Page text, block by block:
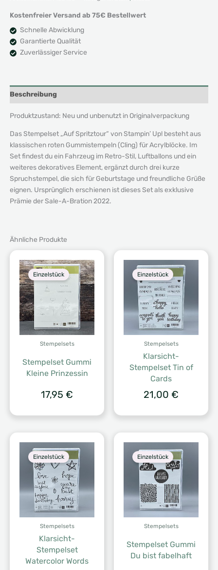
Bration
Kostenfreier Versand ab 75€ Bestellwert
Schnelle Abwicklung
Garantierte Qualität
Zuverlässiger Service
Beschreibung
Produktzustand: Neu und unbenutzt in Originalverpackung
Das Stempelset „Auf Spritztour“ von Stampin’ Up! besteht aus
klassischen roten Gummistempeln (Cling) für Acrylblöcke. Im
Set findest du ein Fahrzeug im Retro-Stil, Luftballons und ein
weiteres dekoratives Element, ergänzt durch drei kurze
Spruchstempel, die sich für Geburtstage und freundliche Grüße
eignen. Ursprünglich erschienen ist dieses Set als exklusive
Prämie der Sale-A-Bration 2022.
Ähnliche Produkte
Einzelstück
Stempelsets
Stempelset Gummi
Kleine Prinzessin
17,95 €
Einzelstück
Stempelsets
Klarsicht-
Stempelset Tin of
Cards
21,00 €
Einzelstück
Stempelsets
Klarsicht-
Stempelset
Watercolor Words
Einzelstück
Stempelsets
Stempelset Gummi
Du bist fabelhaft